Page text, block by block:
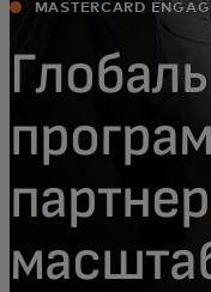
MASTERCARD